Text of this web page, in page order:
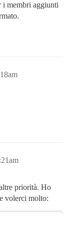
i membri aggiunti
priorità. Ho
volerci molto: